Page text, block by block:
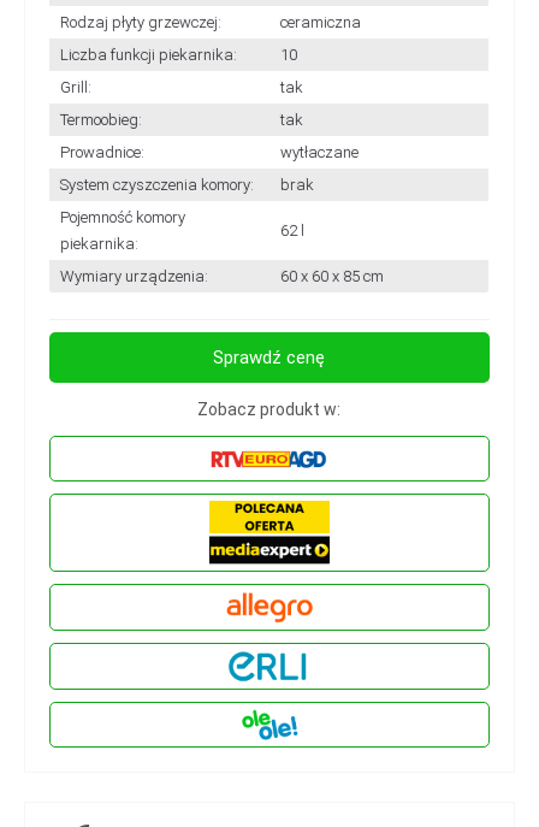
Rodzaj płyty grzewczej:
ceramiczna
Liczba funkcji piekarnika:
10
Grill:
tak
Termoobieg:
tak
Prowadnice:
wytłaczane
System czyszczenia komory:
brak
Pojemność komory
piekarnika:
62 l
Wymiary urządzenia: 60 x 60 x 85 cm
Sprawdź cenę
Zobacz produkt w: